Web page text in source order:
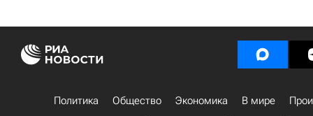
Политика Общество Экономика В мире